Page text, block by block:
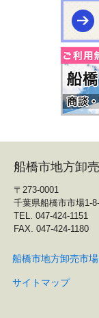
船橋市地方卸
〒273-0001
千葉県船橋市市場1-
TEL. 047-424-1151
FAX. 047-424-1180
船橋市地方卸売市
サイトマップ